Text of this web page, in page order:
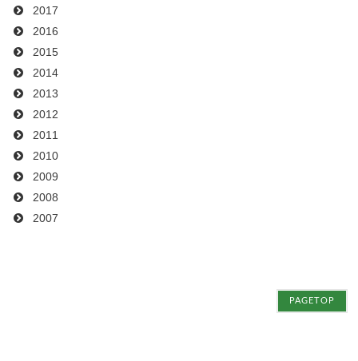
2017
2016
2015
2014
2013
2012
2011
2010
2009
2008
2007
PAGETOP